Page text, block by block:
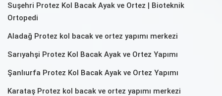
Suşehri Protez Kol Bacak Ayak ve Ortez | Bioteknik
Ortopedi
Aladağ Protez kol bacak ve ortez yapımı merkezi
Sarıyahşi Protez Kol Bacak Ayak ve Ortez Yapımı
Şanlıurfa Protez Kol Bacak Ayak ve Ortez Yapımı
Karataş Protez kol bacak ve ortez yapımı merkezi